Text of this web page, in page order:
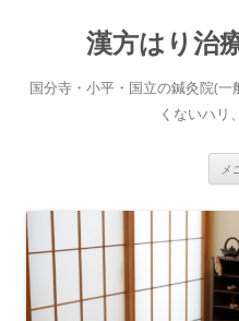
へ
ス
漢方はり治
国分寺・小平・国立の鍼灸院(
くないハリ
メ